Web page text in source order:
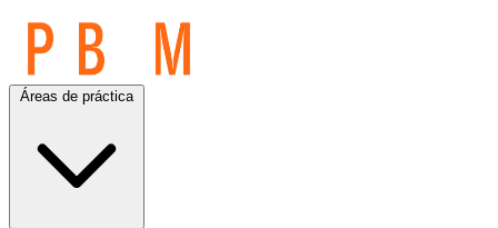
Áreas de práctica